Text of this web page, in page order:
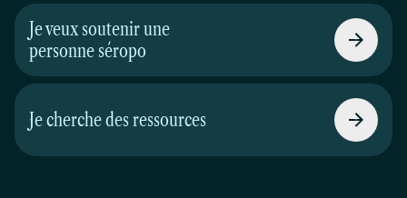
Je veux soutenir une
personne séropo
Je cherche des ressources